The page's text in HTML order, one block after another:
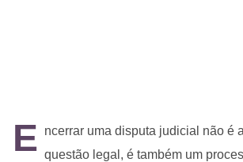
E ncerrar uma disputa judicial não é
questão legal, é também um